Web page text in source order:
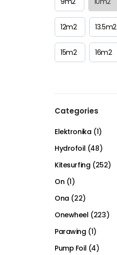
12m2 13.5m2
15m2 16m2
Categories
Elektronika (1)
Hydrofoil (48)
Kitesurfing (252)
On (1)
Ona (22)
Onewheel (223)
Parawing (1)
Pump Foil (4)